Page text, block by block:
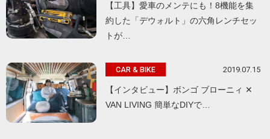
【工具】愛車のメンテにも！8機能を集
約した「デウォルト」の六角レンチセッ
トが…
CAR & BIKE 2019.07.15
【インタビュー】ボンゴ ブローニィ ✕
VAN LIVING 簡単なDIYで…